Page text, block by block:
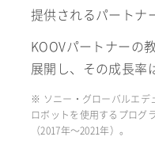
提供されるパートナ
KOOVパートナーの
展開し、その成長率
※ ソニー・グローバルエデ
ロボットを使用するプログ
（2017年〜2021年）。